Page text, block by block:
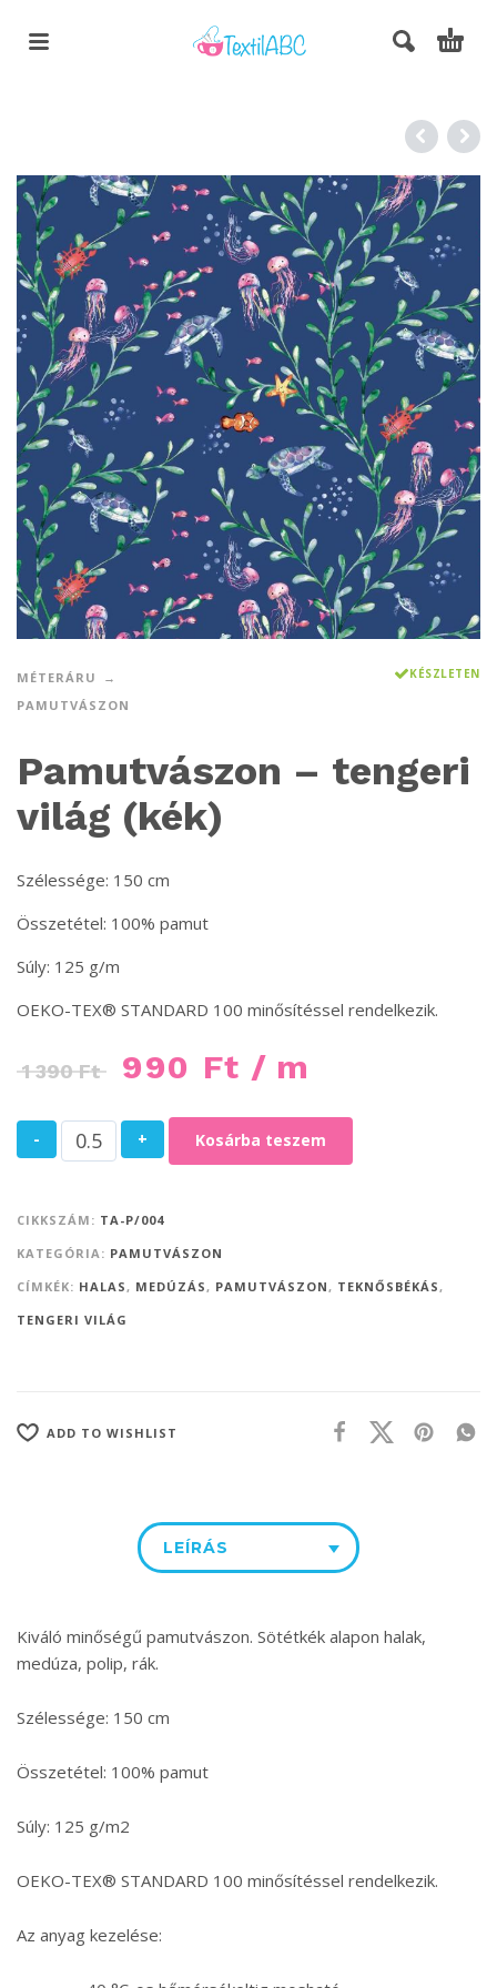
MÉTERÁRU
PAMUTVÁSZON
KÉSZLETEN
Pamutvászon – tengeri
világ (kék)
Szélessége: 150 cm
Összetétel: 100% pamut
Súly: 125 g/m
OEKO-TEX® STANDARD 100 minősítéssel rendelkezik.
1 390Ft 990 Ft / m
- + Kosárba teszem
CIKKSZÁM: TA-P/004
KATEGÓRIA: PAMUTVÁSZON
CÍMKÉK: HALAS , MEDÚZÁS , PAMUTVÁSZON , TEKNŐSBÉKÁS ,
TENGERI VILÁG
ADD TO WISHLIST
LEÍRÁS
Kiváló minőségű pamutvászon. Sötétkék alapon halak,
medúza, polip, rák.
Szélessége: 150 cm
Összetétel: 100% pamut
Súly: 125 g/m2
OEKO-TEX® STANDARD 100 minősítéssel rendelkezik.
Az anyag kezelése: